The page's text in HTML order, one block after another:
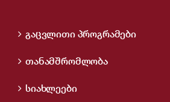
გაცვლითი პროგრამები
თანამშრომლობა
სიახლეები